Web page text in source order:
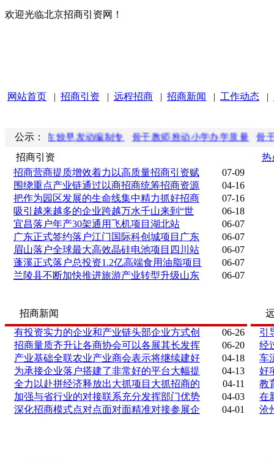
欢迎光临北京招商引资网！
网站首页 | 招商引资 | 远程招商 | 招商新闻 | 工作动态 |
公示：
点在较早发动编制专 骨干教师推动小学办学质量
骨干教师
招商引资
招商营商提质增效着力以高质量招商引资赋
07-09
围绕重点产业链通过以商招商统筹招商资源
04-16
把作为园区发展的生命线集中精力抓好招商
07-16
吸引越来越多的企业跨越万水千山来到“世
06-18
宜昌落户年产30架通用飞机项目湖北站
06-07
广东正式签约落户江门国际科创城项目广东
06-07
眉山落户全球最大高效晶硅电池项目四川站
06-07
蓬溪正式落户总投资1.2亿高端食用油脂项目
06-07
兰陵县不断加快推进旅游产业转型升级山东
06-07
热
招商新闻
有投资实力的企业和产业链头部企业方式创
06-26
招商量质齐升让各商协会可以各展其长发挥
06-20
产业基础全联农业产业商会表示将继续建好
04-18
为承接企业落户搭建了非常好的平台大幅提
04-13
全力以赴拼经济释放出大抓项目大抓招商的
04-11
加强与省行业的对接联系充分发挥部门优势
04-03
深化招商模式点对点面对面精准对接参展企
04-01
引
经
车
好
教
在
沧